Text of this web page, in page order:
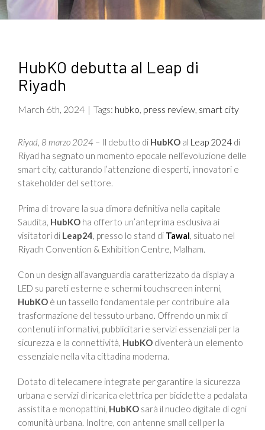
HubKO debutta al Leap di
Riyadh
March 6th, 2024 | Tags: hubko, press review, smart city
Riyad, 8 marzo 2024 – Il debutto di HubKO al Leap 2024 di
Riyad ha segnato un momento epocale nell’evoluzione delle
smart city, catturando l’attenzione di esperti, innovatori e
stakeholder del settore.
Prima di trovare la sua dimora definitiva nella capitale
Saudita, HubKO ha offerto un’anteprima esclusiva ai
visitatori di Leap24, presso lo stand di Tawal, situato nel
Riyadh Convention & Exhibition Centre, Malham.
Con un design all’avanguardia caratterizzato da display a
LED su pareti esterne e schermi touchscreen interni,
HubKO è un tassello fondamentale per contribuire alla
trasformazione del tessuto urbano. Offrendo un mix di
contenuti informativi, pubblicitari e servizi essenziali per la
sicurezza e la connettività, HubKO diventerà un elemento
essenziale nella vita cittadina moderna.
Dotato di telecamere integrate per garantire la sicurezza
urbana e servizi di ricarica elettrica per biciclette a pedalata
assistita e monopattini, HubKO sarà il nucleo digitale di ogni
comunità urbana. Inoltre, con antenne small cell per la